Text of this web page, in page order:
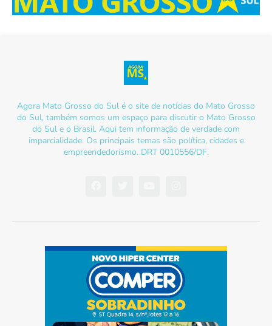
Agora Mato Grosso do Sul é o site de notícias do Mato Grosso
do Sul, também somos um espaço para discutir o Mato Grosso
do Sul e o Brasil. Aqui tem informação de verdade com
imparcialidade. Os principais temas são política, cidades e
empreendedorismo. DRT 0010556/DF.